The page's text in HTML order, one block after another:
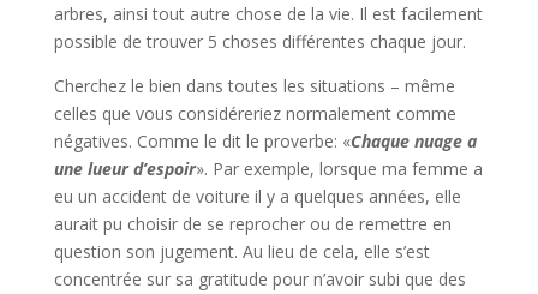
arbres, ainsi tout autre chose de la vie. Il est facilement
possible de trouver 5 choses différentes chaque jour.
Cherchez le bien dans toutes les situations – même
celles que vous considéreriez normalement comme
négatives. Comme le dit le proverbe: «Chaque nuage a
une lueur d’espoir». Par exemple, lorsque ma femme a
eu un accident de voiture il y a quelques années, elle
aurait pu choisir de se reprocher ou de remettre en
question son jugement. Au lieu de cela, elle s’est
concentrée sur sa gratitude pour n’avoir subi que des